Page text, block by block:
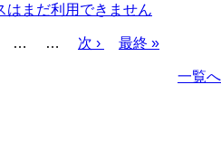
はまだ利用できません
… …
次
次 ›
最
最終 »
一覧へ